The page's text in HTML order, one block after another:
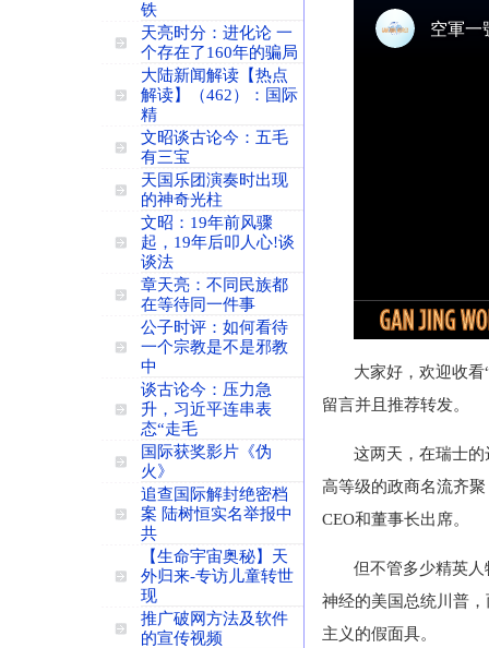
铁
天亮时分：进化论 一
个存在了160年的骗局
大陆新闻解读【热点
解读】（462）：国际
精
文昭谈古论今：五毛
有三宝
天国乐团演奏时出现
的神奇光柱
文昭：19年前风骤
起，19年后叩人心!谈
谈法
章天亮：不同民族都
在等待同一件事
公子时评：如何看待
一个宗教是不是邪教
中
谈古论今：压力急
升，习近平连串表
态“走毛
国际获奖影片《伪
火》
追查国际解封绝密档
案 陆树恒实名举报中
共
【生命宇宙奥秘】天
外归来-专访儿童转世
现
推广破网方法及软件
的宣传视频
大家好，欢迎收
留言并且推荐转发。
这两天，在瑞士
高等级的政商名流齐
CEO和董事长出席。
但不管多少精英
神经的美国总统川普
主义的假面具。